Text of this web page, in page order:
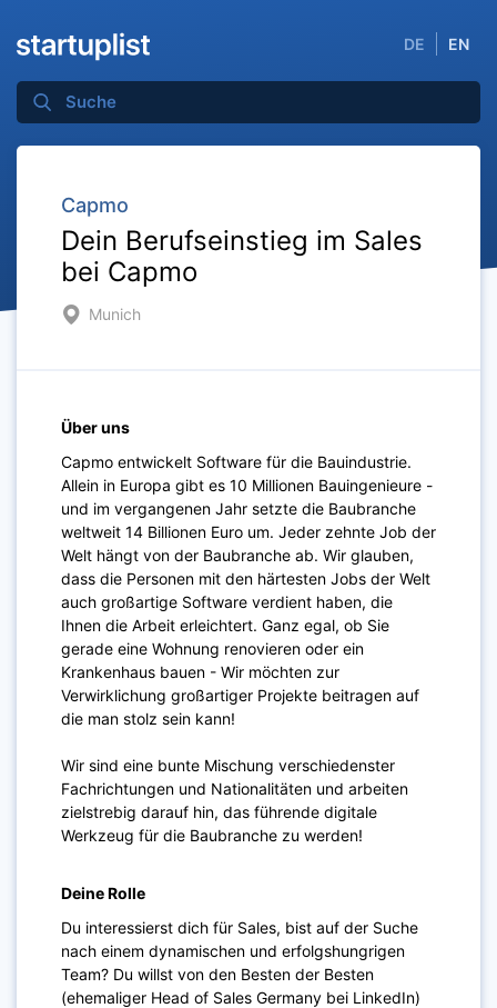
DE EN
Capmo
Dein Berufseinstieg im Sales
bei Capmo
Munich
Über uns
Capmo entwickelt Software für die Bauindustrie.
Allein in Europa gibt es 10 Millionen Bauingenieure -
und im vergangenen Jahr setzte die Baubranche
weltweit 14 Billionen Euro um. Jeder zehnte Job der
Welt hängt von der Baubranche ab. Wir glauben,
dass die Personen mit den härtesten Jobs der Welt
auch großartige Software verdient haben, die
Ihnen die Arbeit erleichtert. Ganz egal, ob Sie
gerade eine Wohnung renovieren oder ein
Krankenhaus bauen - Wir möchten zur
Verwirklichung großartiger Projekte beitragen auf
die man stolz sein kann!
Wir sind eine bunte Mischung verschiedenster
Fachrichtungen und Nationalitäten und arbeiten
zielstrebig darauf hin, das führende digitale
Werkzeug für die Baubranche zu werden!
Deine Rolle
Du interessierst dich für Sales, bist auf der Suche
nach einem dynamischen und erfolgshungrigen
Team? Du willst von den Besten der Besten
(ehemaliger Head of Sales Germany bei LinkedIn)